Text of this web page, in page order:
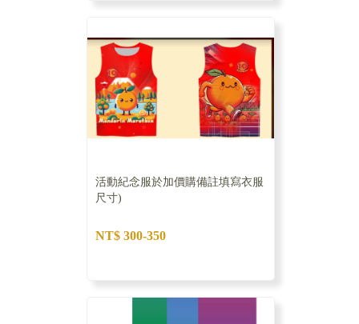
活動紀念服於加價購備註填寫衣服
尺寸)
NT$ 300-350